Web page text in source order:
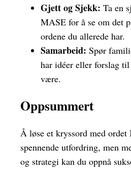
Gjett og Sjekk: Ta en
MASE for å se om det
ordene du allerede har.
Samarbeid: Spør
har idéer eller forslag
være.
Oppsummert
Å løse et kryssord med
spennende utfordring, men
og strategi kan du oppnå